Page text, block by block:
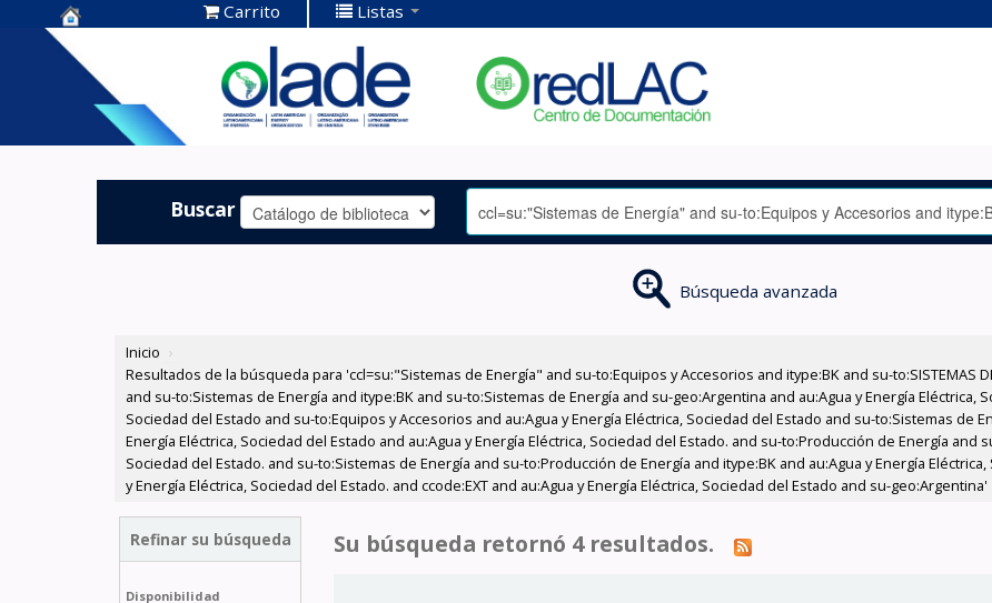
Centro de
Documentación
OLADE -
Carrito Listas
Buscar
Búsqueda avanzada
Inicio ›
Resultados de la búsqueda para 'ccl=su:"Sistemas de Energía" and su-to:Equipos y Accesorios and itype:BK and su-to:SISTEMAS
and su-to:Sistemas de Energía and itype:BK and su-to:Sistemas de Energía and su-geo:Argentina and au:Agua y Energía Eléctrica,
Sociedad del Estado and su-to:Equipos y Accesorios and au:Agua y Energía Eléctrica, Sociedad del Estado and su-to:Sistemas de
Energía Eléctrica, Sociedad del Estado and au:Agua y Energía Eléctrica, Sociedad del Estado. and su-to:Producción de Energía and
Sociedad del Estado. and su-to:Sistemas de Energía and su-to:Producción de Energía and itype:BK and au:Agua y Energía
y Energía Eléctrica, Sociedad del Estado. and ccode:EXT and au:Agua y Energía Eléctrica, Sociedad del Estado and su-geo:Argentina'
Refinar su búsqueda
Disponibilidad
Su búsqueda retornó 4 resultados.